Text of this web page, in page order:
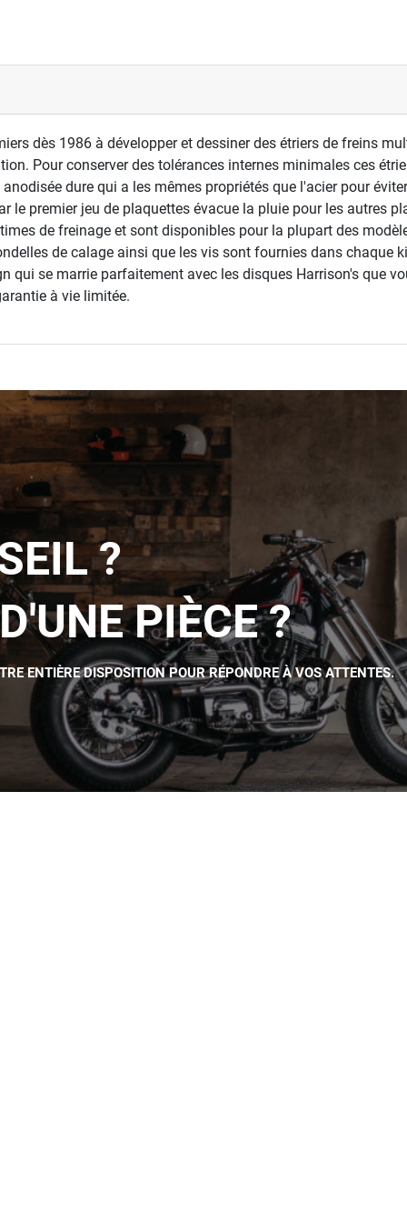
dès 1986 à développer et dessiner des étriers de freins
Pour conserver des tolérances internes minimales ces
dure qui a les mêmes propriétés que l'acier pour
le premier jeu de plaquettes évacue la pluie pour les autres
de freinage et sont disponibles pour la plupart des
de calage ainsi que les vis sont fournies dans chaque
qui se marrie parfaitement avec les disques Harrison's que
à vie limitée.
?
PIÈCE ?
ENTIÈRE DISPOSITION POUR RÉPONDRE À VOS ATTENTES.